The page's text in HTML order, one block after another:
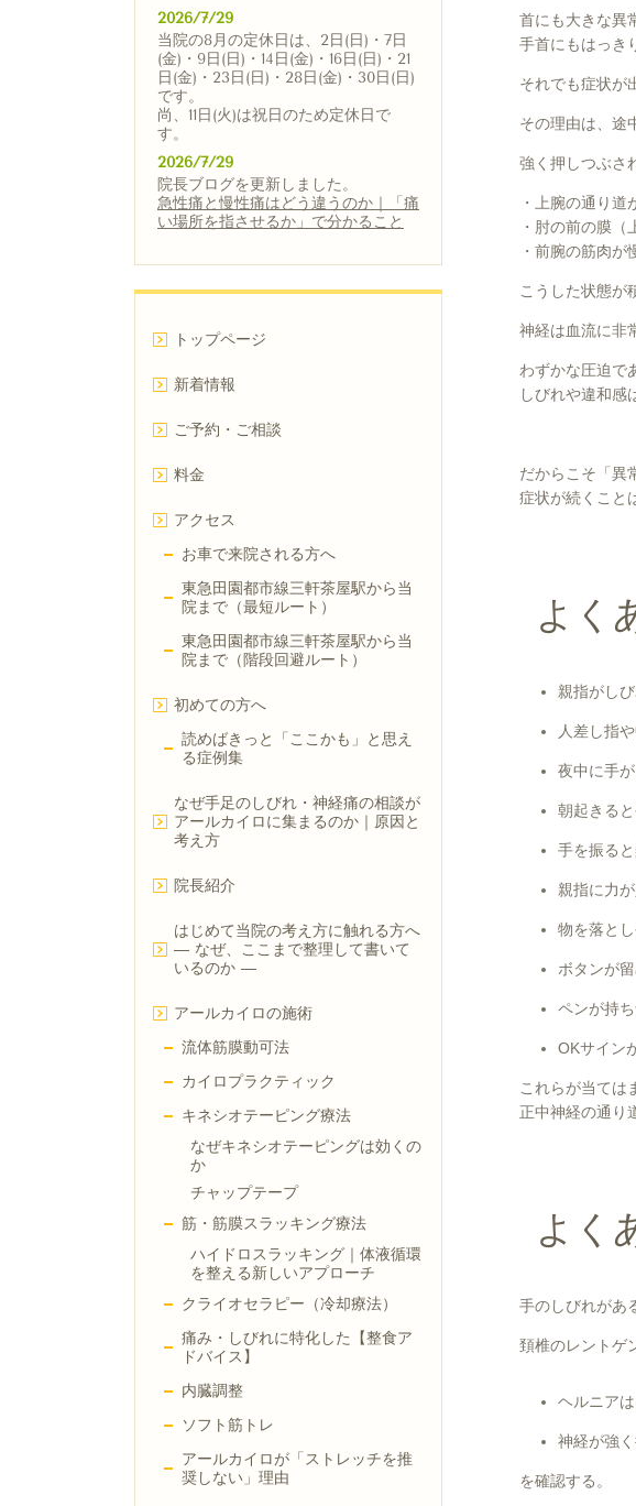
首にも大きな異
手首にもはっき
それでも症状が
その理由は、途
強く押しつぶさ
・上腕の通り道
・肘の前の膜
・前腕の筋肉が
こうした状態が
神経は血流に非
わずかな圧迫で
しびれや違和感
だからこそ「異
症状が続くこと
よく
親指がし
人差し指
夜中に手
朝起きる
手を振る
親指に力
物を落と
ボタンが
ペンが持
OKサイン
これらが当ては
正中神経の通り
よく
手のしびれがあ
頚椎のレントゲ
ヘルニア
神経が強
を確認する。
2026/7/29
当院の8月の定休日は、2日(日)・7日
(金)・9日(日)・14日(金)・16日(日)・21
日(金)・23日(日)・28日(金)・30日(日)
です。
尚、11日(火)は祝日のため定休日で
す。
2026/7/29
院長ブログを更新しました。
急性痛と慢性痛はどう違うのか｜「痛
い場所を指させるか」で分かること
トップページ
新着情報
ご予約・ご相談
料金
アクセス
お車で来院される方へ
東急田園都市線三軒茶屋駅から当
院まで（最短ルート）
東急田園都市線三軒茶屋駅から当
院まで（階段回避ルート）
初めての方へ
読めばきっと「ここかも」と思え
る症例集
なぜ手足のしびれ・神経痛の相談が
アールカイロに集まるのか｜原因と
考え方
院長紹介
はじめて当院の考え方に触れる方へ
― なぜ、ここまで整理して書いて
いるのか ―
アールカイロの施術
流体筋膜動可法
カイロプラクティック
キネシオテーピング療法
なぜキネシオテーピングは効くの
か
チャップテープ
筋・筋膜スラッキング療法
ハイドロスラッキング｜体液循環
を整える新しいアプローチ
クライオセラピー（冷却療法）
痛み・しびれに特化した【整食ア
ドバイス】
内臓調整
ソフト筋トレ
アールカイロが「ストレッチを推
奨しない」理由